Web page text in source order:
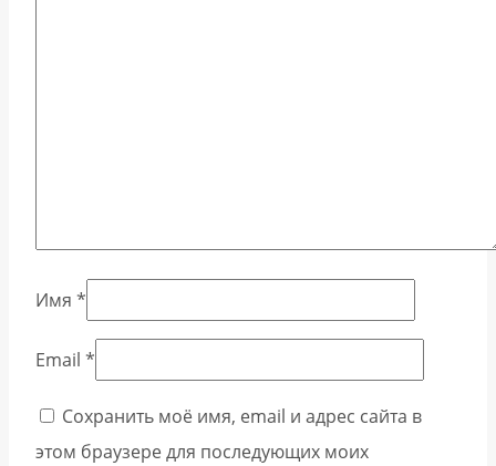
Имя *
Email *
Сохранить моё имя, email и адрес сайта в
этом браузере для последующих моих